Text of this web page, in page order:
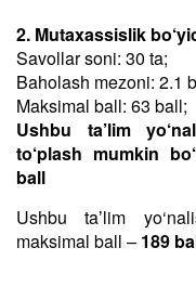
2. Mutaxassislik
Savollar soni: 30 ta;
Baholash mezoni: 2.1
Maksimal ball: 63 ball;
Ushbu ta’lim
to‘plash mumkin
ball
Ushbu taʼlim
maksimal ball – 189